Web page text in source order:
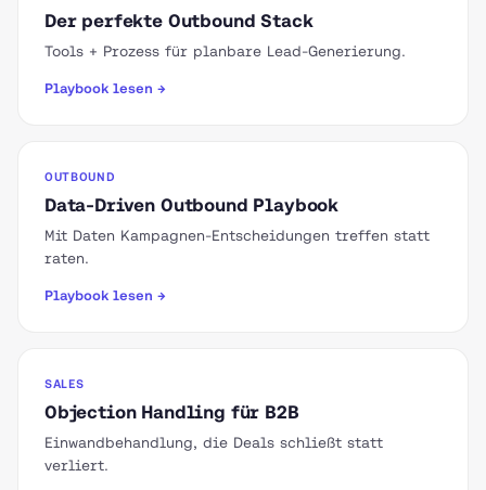
Der perfekte Outbound Stack
Tools + Prozess für planbare Lead-Generierung.
Playbook lesen →
OUTBOUND
Data-Driven Outbound Playbook
Mit Daten Kampagnen-Entscheidungen treffen statt
raten.
Playbook lesen →
SALES
Objection Handling für B2B
Einwandbehandlung, die Deals schließt statt
verliert.